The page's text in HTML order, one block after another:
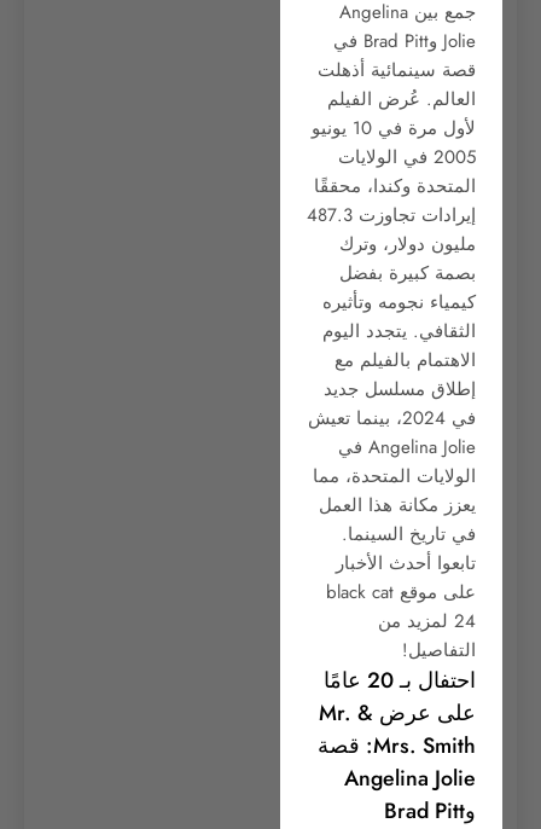
جمع بين Angelina
Jolie وBrad Pitt في
قصة سينمائية أذهلت
العالم. عُرض الفيلم
لأول مرة في 10 يونيو
2005 في الولايات
المتحدة وكندا، محققًا
إيرادات تجاوزت 487.3
مليون دولار، وترك
بصمة كبيرة بفضل
كيمياء نجومه وتأثيره
الثقافي. يتجدد اليوم
الاهتمام بالفيلم مع
إطلاق مسلسل جديد
في 2024، بينما تعيش
Angelina Jolie في
الولايات المتحدة، مما
يعزز مكانة هذا العمل
في تاريخ السينما.
تابعوا أحدث الأخبار
على موقع black cat
24 لمزيد من
التفاصيل!
احتفال بـ 20 عامًا
على عرض Mr. &
Mrs. Smith: قصة
Angelina Jolie
وBrad Pitt